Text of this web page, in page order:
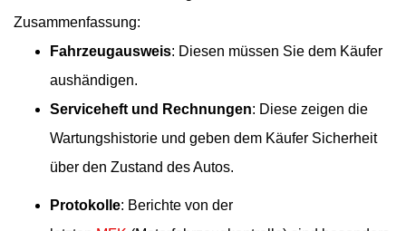
Zusammenfassung:
Fahrzeugausweis: Diesen müssen Sie dem Käufer
aushändigen.
Serviceheft und Rechnungen: Diese zeigen die
Wartungshistorie und geben dem Käufer Sicherheit
über den Zustand des Autos.
Protokolle: Berichte von der